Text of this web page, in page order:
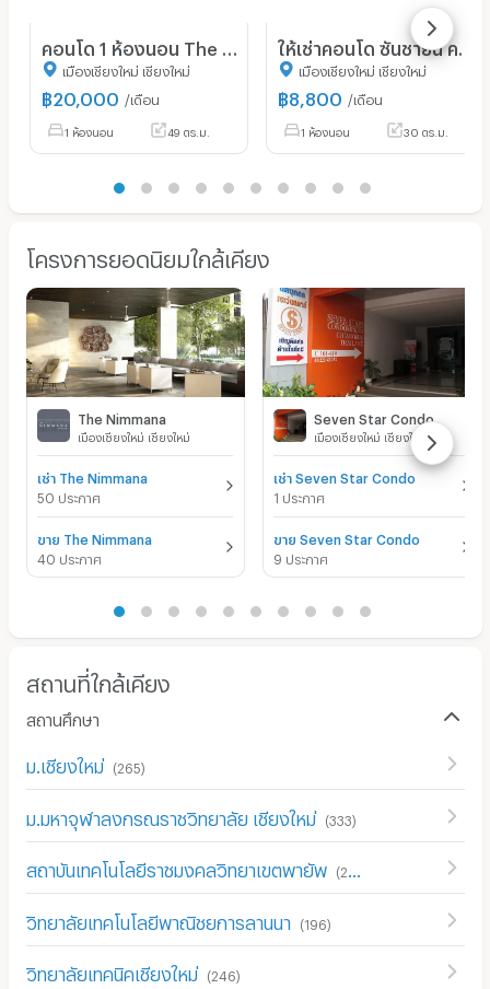
เมืองเชียงใหม่ เชียงใหม่
฿20,000 /เดือน
1 ห้องนอน 49 ตร.ม.
เมืองเชียงใหม่ เชียงใหม่
฿8,800 /เดือน
1 ห้องนอน 30 ตร.ม.
โครงการยอดนิยมใกล้เคียง
The Nimmana
เมืองเชียงใหม่ เชียงใหม่
เช่า The Nimmana
50 ประกาศ
ขาย The Nimmana
40 ประกาศ
Seven Star Condo
เมืองเชียงใหม่ เชียงใหม่
เช่า Seven Star Condo
1 ประกาศ
ขาย Seven Star Condo
9 ประกาศ
สถานที่ใกล้เคียง
สถานศึกษา
ม.เชียงใหม่ (265)
ม.มหาจุฬาลงกรณราชวิทยาลัย เชียงใหม่ (333)
สถาบันเทคโนโลยีราชมงคลวิทยาเขตพายัพ (226
วิทยาลัยเทคโนโลยีพาณิชยการลานนา (196)
วิทยาลัยเทคนิคเชียงใหม่ (246)